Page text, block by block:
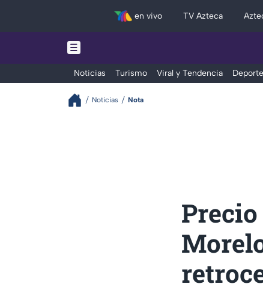
en vivo TV Azteca
Noticias Turismo Viral y Tendencia
Noticias Nota